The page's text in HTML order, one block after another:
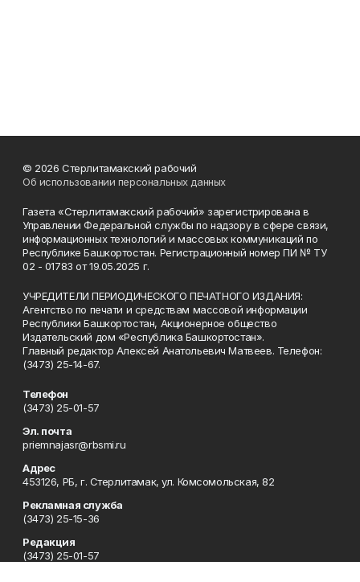
© 2026 Стерлитамакский рабочий
Об использовании персональных данных
Газета «Стерлитамакский рабочий» зарегистрирована в
Управлении Федеральной службы по надзору в сфере связи,
информационных технологий и массовых коммуникаций по
Республике Башкортостан. Регистрационный номер ПИ № ТУ
02 - 01783 от 19.05.2025 г.
УЧРЕДИТЕЛИ ПЕРИОДИЧЕСКОГО ПЕЧАТНОГО ИЗДАНИЯ:
Агентство по печати и средствам массовой информации
Республики Башкортостан, Акционерное общество
Издательский дом «Республика Башкортостан».
Главный редактор Алексей Анатольевич Матвеев. Телефон:
(3473) 25-14-67.
Телефон
(3473) 25-01-57
Эл. почта
priemnajasr@rbsmi.ru
Адрес
453126, РБ, г. Стерлитамак, ул. Комсомольская, 82
Рекламная служба
(3473) 25-15-36
Редакция
(3473) 25-01-57